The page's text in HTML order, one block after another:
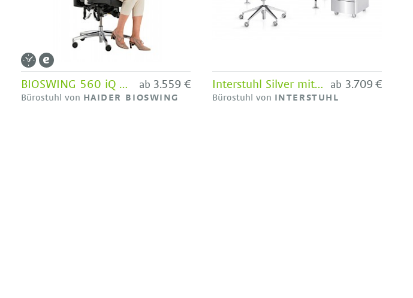
BIOSWING 560 iQ Detensor - Bestseller HAIDER BIOSWING
Bürostuhl von HAIDER BIOSWING
ab 3.559 € Interstuhl Silver mit hoher Lehne
Bürostuhl von INTERSTUHL
ab 3.709 €